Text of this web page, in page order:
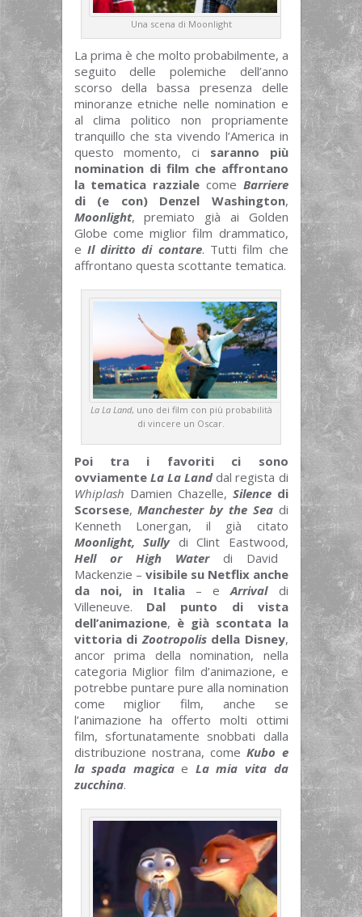
Una scena di Moonlight
La prima è che molto probabilmente, a
seguito delle polemiche dell’anno
scorso della bassa presenza delle
minoranze etniche nelle nomination e
al clima politico non propriamente
tranquillo che sta vivendo l’America in
questo momento, ci saranno più
nomination di film che affrontano
la tematica razziale come Barriere
di (e con) Denzel Washington,
Moonlight, premiato già ai Golden
Globe come miglior film drammatico,
e Ildiritto di contare. Tutti film che
affrontano questa scottante tematica.
La La Land, uno dei film con più probabilità
di vincere un Oscar.
Poi tra i favoriti ci sono
ovviamente La La Land dal regista di
Whiplash Damien Chazelle, Silencedi
Scorsese,Manchester by the Seadi
Kenneth Lonergan, il già citato
Moonlight, Sullydi Clint Eastwood,
Hell or High Waterdi David
Mackenzie – visibile su Netflix anche
da noi, in Italia– eArrival di
Villeneuve. Dal punto di vista
dell’animazione, è già scontata la
vittoria diZootropolisdella Disney,
ancor prima della nomination, nella
categoria Miglior film d’animazione, e
potrebbe puntare pure alla nomination
come miglior film, anche se
l’animazione ha offerto molti ottimi
film, sfortunatamente snobbati dalla
distribuzione nostrana, comeKubo e
la spada magicae La mia vita da
zucchina.